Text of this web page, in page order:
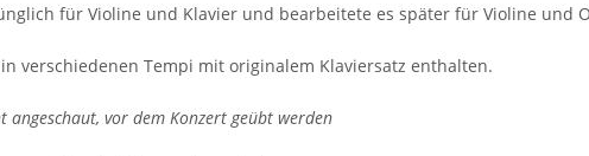
für Violine und Klavier und bearbeitete es später für Violine und
verschiedenen Tempi mit originalem Klaviersatz enthalten.
angeschaut, vor dem Konzert geübt werden